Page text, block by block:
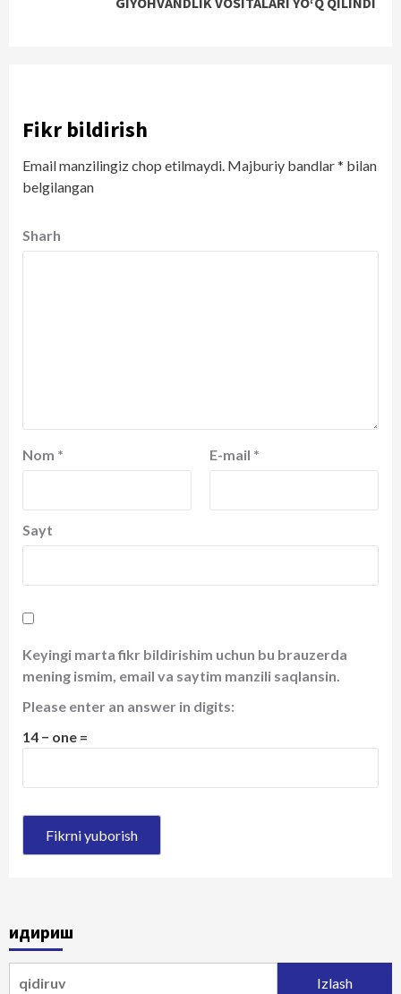
Fikr bildirish
Email manzilingiz chop etilmaydi. Majburiy bandlar* bilan
belgilangan
Sharh
Nom * E-mail *
Sayt
Keyingi marta fikr bildirishim uchun bu brauzerda
mening ismim, email va saytim manzili saqlansin.
Please enter an answer in digits:
14 − one =
Қидириш